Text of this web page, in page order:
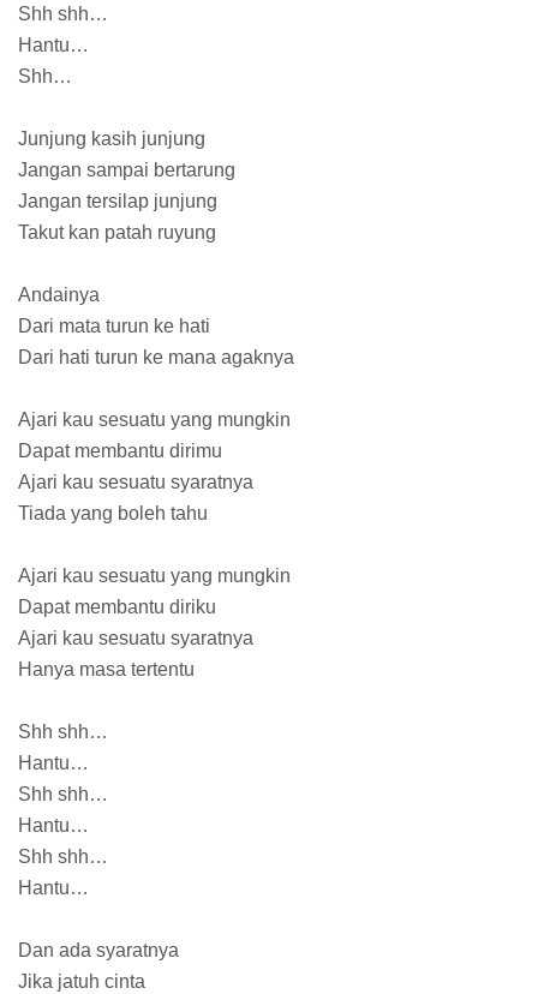
Shh shh…
Hantu…
Shh…
Junjung kasih junjung
Jangan sampai bertarung
Jangan tersilap junjung
Takut kan patah ruyung
Andainya
Dari mata turun ke hati
Dari hati turun ke mana agaknya
Ajari kau sesuatu yang mungkin
Dapat membantu dirimu
Ajari kau sesuatu syaratnya
Tiada yang boleh tahu
Ajari kau sesuatu yang mungkin
Dapat membantu diriku
Ajari kau sesuatu syaratnya
Hanya masa tertentu
Shh shh…
Hantu…
Shh shh…
Hantu…
Shh shh…
Hantu…
Dan ada syaratnya
Jika jatuh cinta